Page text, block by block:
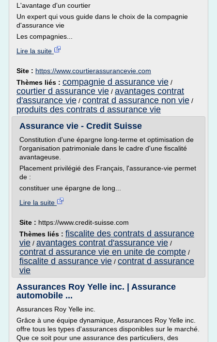
L'avantage d'un courtier
Un expert qui vous guide dans le choix de la compagnie
d'assurance vie
Les compagnies...
Lire la suite
Site : https://www.courtierassurancevie.com
Thèmes liés : compagnie d assurance vie /
courtier d assurance vie / avantages contrat
d'assurance vie / contrat d assurance non vie /
produits des contrats d assurance vie
Assurance vie - Credit Suisse
Constitution d'une épargne long-terme et optimisation de
l'organisation patrimoniale dans le cadre d'une fiscalité
avantageuse.
Placement privilégié des Français, l'assurance-vie permet
de :
constituer une épargne de long...
Lire la suite
Site : https://www.credit-suisse.com
Thèmes liés : fiscalite des contrats d assurance
vie / avantages contrat d'assurance vie /
contrat d assurance vie en unite de compte /
fiscalite d assurance vie / contrat d assurance
vie
Assurances Roy Yelle inc. | Assurance
automobile ...
Assurances Roy Yelle inc.
Grâce à une équipe dynamique, Assurances Roy Yelle inc.
offre tous les types d'assurances disponibles sur le marché.
Que ce soit pour une assurance des particuliers, des